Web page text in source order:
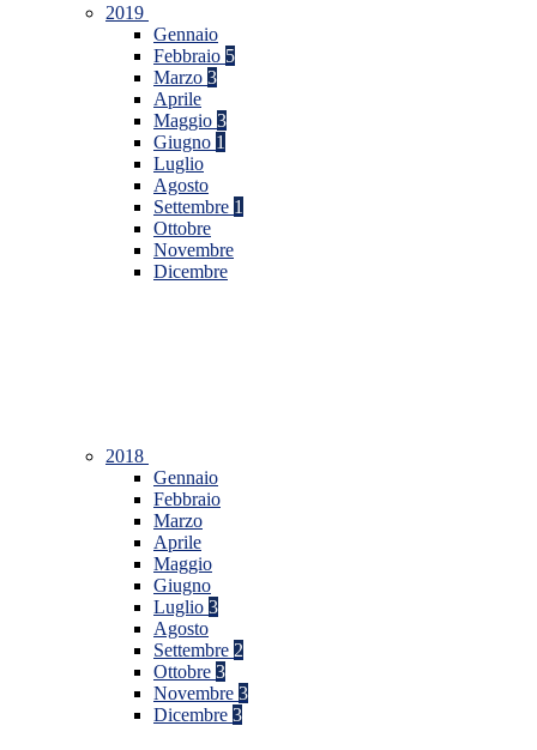
2019
Gennaio
Febbraio 5
Marzo 3
Aprile
Maggio 3
Giugno 1
Luglio
Agosto
Settembre 1
Ottobre
Novembre
Dicembre
2018
Gennaio
Febbraio
Marzo
Aprile
Maggio
Giugno
Luglio 3
Agosto
Settembre 2
Ottobre 3
Novembre 3
Dicembre 3